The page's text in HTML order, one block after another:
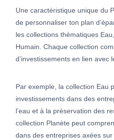
Une caractéristique unique du
de personnaliser ton plan
les collections thématiques
Humain. Chaque collection
d’investissements en lien avec
Par exemple, la collection Eau
investissements dans des
l’eau et à la préservation des
collection Planète peut
dans des entreprises axées